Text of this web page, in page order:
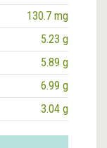
130.7 mg
5.23 g
5.89 g
6.99 g
3.04 g